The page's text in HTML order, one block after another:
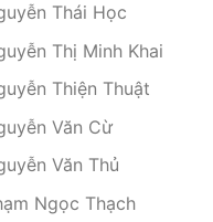
Thái Học
Thị Minh Khai
Thiện Thuật
Văn Cừ
Văn Thủ
Ngọc Thạch